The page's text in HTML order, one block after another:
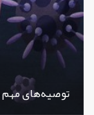
توصیه‌های مهم